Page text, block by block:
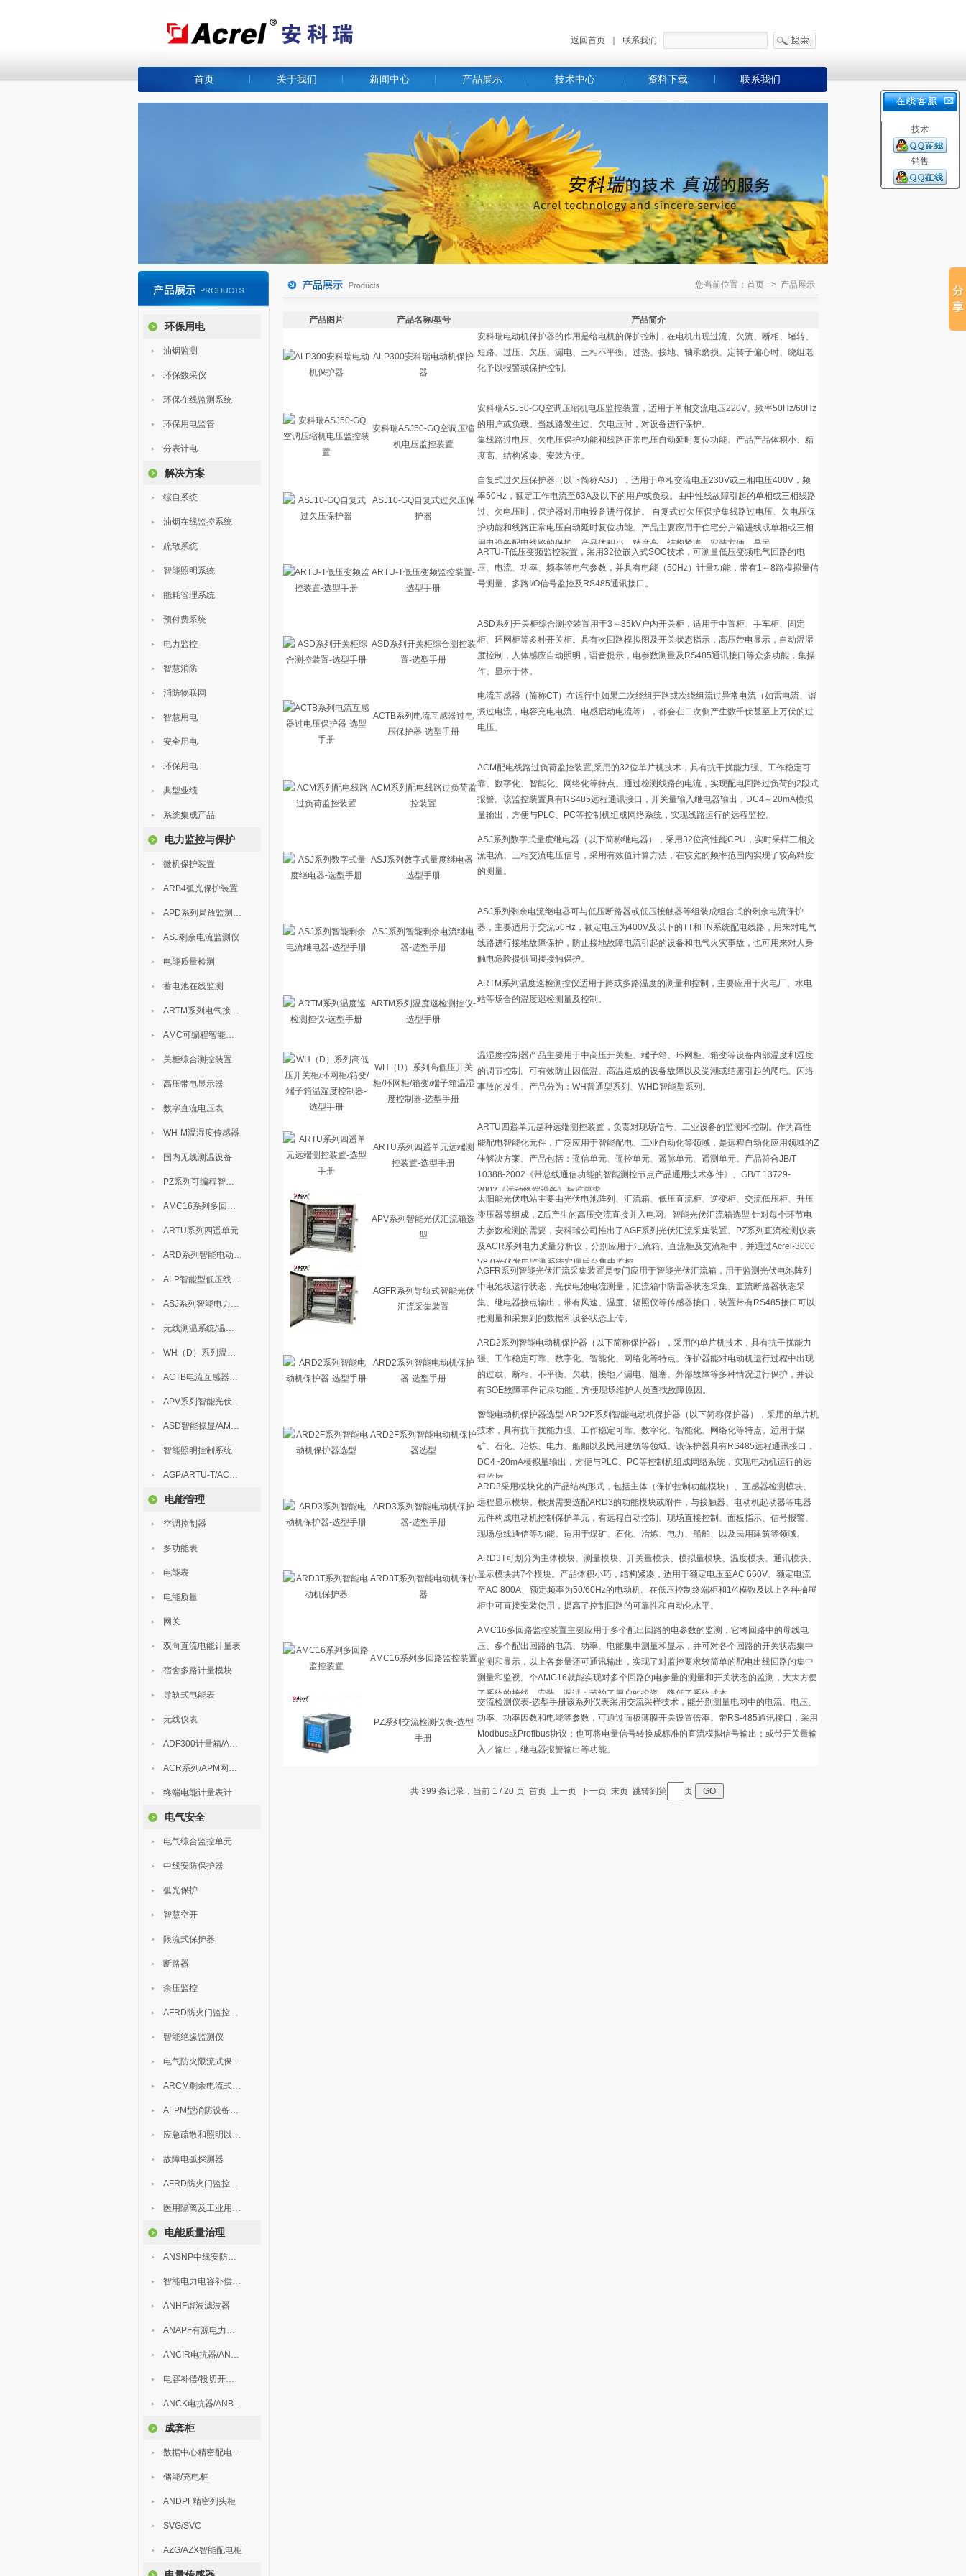
返回首页 联系我们
首页 关于我们 新闻中心 产品展示 技术中心 资料下载 联系我们
环保用电
油烟监测
环保数采仪
环保在线监测系统
环保用电监管
分表计电
解决方案
综自系统
油烟在线监控系统
疏散系统
智能照明系统
能耗管理系统
预付费系统
电力监控
智慧消防
消防物联网
智慧用电
安全用电
环保用电
典型业绩
系统集成产品
电力监控与保护
微机保护装置
ARB4弧光保护装置
APD系列局放监测装置
ASJ剩余电流监测仪
电能质量检测
蓄电池在线监测
ARTM系列电气接点测温装置
AMC可编程智能电测表
关柜综合测控装置
高压带电显示器
数字直流电压表
WH-M温湿度传感器
国内无线测温设备
PZ系列可编程智能表
AMC16系列多回路监控装置
ARTU系列四遥单元
ARD系列智能电动机保护器
ALP智能型低压线路保护装置
ASJ系列智能电力继电器
无线测温系统/温度巡检
WH（D）系列温湿度控制器
ACTB电流互感器过电压保护器
APV系列智能光伏汇流箱
ASD智能操显/AM中压保护
智能照明控制系统
AGP/ARTU-T/ACM/ADDC
电能管理
空调控制器
多功能表
电能表
电能质量
网关
双向直流电能计量表
宿舍多路计量模块
导轨式电能表
无线仪表
ADF300计量箱/AEW无线计量
ACR系列/APM网络电力仪表
终端电能计量表计
电气安全
电气综合监控单元
中线安防保护器
弧光保护
智慧空开
限流式保护器
断路器
余压监控
AFRD防火门监控模块
智能绝缘监测仪
电气防火限流式保护器
ARCM剩余电流式电气火灾监控装置
AFPM型消防设备电源监控系统
应急疏散和照明以及灯具
故障电弧探测器
AFRD防火门监控系统
医用隔离及工业用电绝缘检测
电能质量治理
ANSNP中线安防保护器
智能电力电容补偿装置
ANHF谐波滤波器
ANAPF有源电力滤波器
ANCIR电抗器/ANHPD300谐波保护器
电容补偿/投切开关/ARC
ANCK电抗器/ANBSMJ自愈式低压并联电容器
成套柜
数据中心精密配电监控装置
储能/充电桩
ANDPF精密列头柜
SVG/SVC
AZG/AZX智能配电柜
您当前位置：首页 -> 产品展示
产品图片 产品名称/型号 产品简介
ALP300安科瑞电动机保护
器
安科瑞ASJ50-GQ空调压缩
机电压监控装置
ASJ10-GQ自复式过欠压保
护器
ARTU-T低压变频监控装置-
选型手册
ASD系列开关柜综合测控装
置-选型手册
ACTB系列电流互感器过电
压保护器-选型手册
ACM系列配电线路过负荷监
控装置
ASJ系列数字式量度继电器-
选型手册
ASJ系列智能剩余电流继电
器-选型手册
ARTM系列温度巡检测控仪-
选型手册
WH（D）系列高低压开关
柜/环网柜/箱变/端子箱温湿
度控制器-选型手册
ARTU系列四遥单元远端测
控装置-选型手册
APV系列智能光伏汇流箱选
型
AGFR系列导轨式智能光伏
汇流采集装置
ARD2系列智能电动机保护
器-选型手册
ARD2F系列智能电动机保护
器选型
ARD3系列智能电动机保护
器-选型手册
ARD3T系列智能电动机保护
器
AMC16系列多回路监控装置
PZ系列交流检测仪表-选型
手册
共 399 条记录，当前 1 / 20 页 首页 上一页 下一页 末页 跳转到第 页
技术
销售